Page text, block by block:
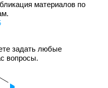
материалов по
задать любые
вопросы.